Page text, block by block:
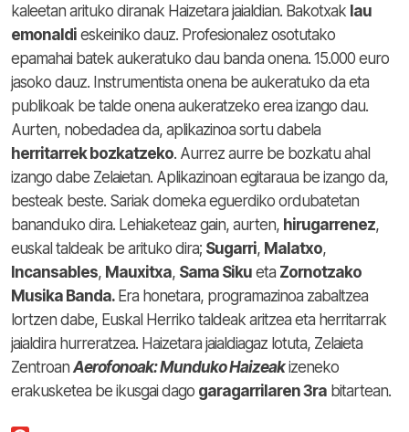
kaleetan arituko diranak Haizetara jaialdian. Bakotxak lau
emonaldi eskeiniko dauz. Profesionalez osotutako
epamahai batek aukeratuko dau banda onena. 15.000 euro
jasoko dauz. Instrumentista onena be aukeratuko da eta
publikoak be talde onena aukeratzeko erea izango dau.
Aurten, nobedadea da, aplikazinoa sortu dabela
herritarrek bozkatzeko. Aurrez aurre be bozkatu ahal
izango dabe Zelaietan. Aplikazinoan egitaraua be izango da,
besteak beste. Sariak domeka eguerdiko ordubatetan
bananduko dira. Lehiaketeaz gain, aurten, hirugarrenez,
euskal taldeak be arituko dira; Sugarri, Malatxo,
Incansables, Mauxitxa, Sama Siku eta Zornotzako
Musika Banda. Era honetara, programazinoa zabaltzea
lortzen dabe, Euskal Herriko taldeak aritzea eta herritarrak
jaialdira hurreratzea. Haizetara jaialdiagaz lotuta, Zelaieta
ZentroanAerofonoak: Munduko Haizeakizeneko
erakusketea be ikusgai dago garagarrilaren 3ra bitartean.